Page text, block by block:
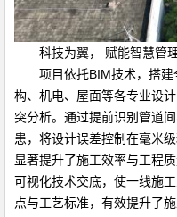
科技为翼， 赋能智慧管理
项目依托BIM技术，搭
构、机电、屋面等各专业设
突分析。通过提前识别管道
患，将设计误差控制在毫米
显著提升了施工效率与工程
可视化技术交底，使一线施
点与工艺标准，有效提升了